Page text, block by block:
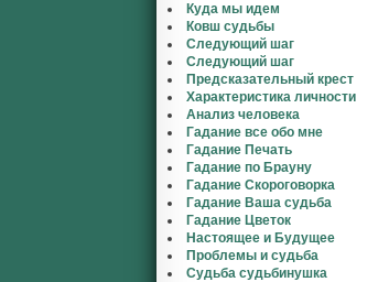
Куда мы идем
Ковш судьбы
Следующий шаг
Следующий шаг
Предсказательный крест
Характеристика личности
Анализ человека
Гадание все обо мне
Гадание Печать
Гадание по Брауну
Гадание Скороговорка
Гадание Ваша судьба
Гадание Цветок
Настоящее и Будущее
Проблемы и судьба
Судьба судьбинушка